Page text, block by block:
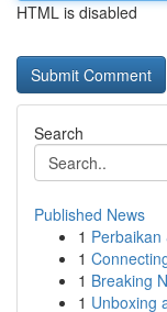
HTML is disabled
Search
Published News
1 Perbaikan
1
1 Breaking
1 Unboxing